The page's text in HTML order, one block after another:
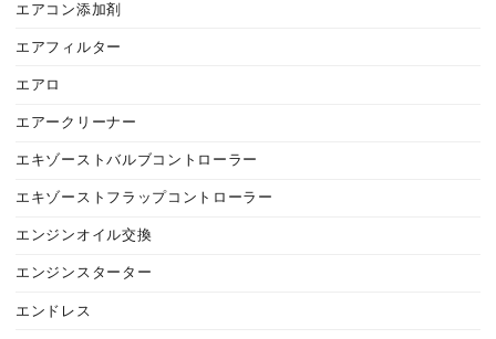
エアコン添加剤
エアフィルター
エアロ
エアークリーナー
エキゾーストバルブコントローラー
エキゾーストフラップコントローラー
エンジンオイル交換
エンジンスターター
エンドレス